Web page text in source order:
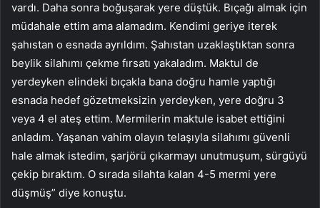
vardı. Daha sonra boğuşarak yere düştük. Bıçağı almak için
müdahale ettim ama alamadım. Kendimi geriye iterek
şahıstan o esnada ayrıldım. Şahıstan uzaklaştıktan sonra
beylik silahımı çekme fırsatı yakaladım. Maktul de
yerdeyken elindeki bıçakla bana doğru hamle yaptığı
esnada hedef gözetmeksizin yerdeyken, yere doğru 3
veya 4 el ateş ettim. Mermilerin maktule isabet ettiğini
anladım. Yaşanan vahim olayın telaşıyla silahımı güvenli
hale almak istedim, şarjörü çıkarmayı unutmuşum, sürgüyü
çekip bıraktım. O sırada silahta kalan 4-5 mermi yere
düşmüş” diye konuştu.